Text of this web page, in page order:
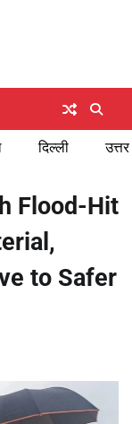
दिल्ली
Flood-Hit
to Safer